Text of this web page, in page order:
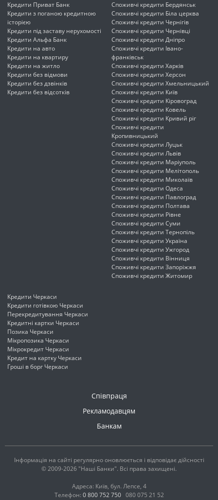
Кредити Приват Банк
Кредити з поганою кредитною
історією
Кредити під заставу нерухомості
Кредити Альфа Банк
Кредити на авто
Кредити на квартиру
Кредити на житло
Кредити без відмови
Кредити без дзвінків
Кредити без відсотків
Споживчі кредити Бердянськ
Споживчі кредити Біла церква
Споживчі кредити Чернігів
Споживчі кредити Чернівці
Споживчі кредити Дніпро
Споживчі кредити Івано-
франківськ
Споживчі кредити Харків
Споживчі кредити Херсон
Споживчі кредити Хмельницький
Споживчі кредити Київ
Споживчі кредити Кіровоград
Споживчі кредити Ковель
Споживчі кредити Кривий ріг
Споживчі кредити
Кропивницький
Споживчі кредити Луцьк
Споживчі кредити Львів
Споживчі кредити Маріуполь
Споживчі кредити Мелітополь
Споживчі кредити Миколаїв
Споживчі кредити Одеса
Споживчі кредити Павлоград
Споживчі кредити Полтава
Споживчі кредити Рівне
Споживчі кредити Суми
Споживчі кредити Тернопіль
Споживчі кредити Україна
Споживчі кредити Ужгород
Споживчі кредити Вінниця
Споживчі кредити Запоріжжя
Споживчі кредити Житомир
Кредити Черкаси
Кредити готівкою Черкаси
Перекредитування Черкаси
Кредитні картки Черкаси
Позика Черкаси
Мікропозика Черкаси
Мікрокредит Черкаси
Кредит на картку Черкаси
Гроші в борг Черкаси
Співпраця
Рекламодавцям
Банкам
Інформація на сайті регулярно оновлюється і відповідає дійсності
© 2009-2026 "Наші Банки". Всі права захищені.
Адреса: Київ, бул. Лепсе, 4
Телефон: 0 800 752 750 080 075 21 52